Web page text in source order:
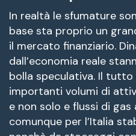
In realtà le sfumature
base sta proprio un
il mercato finanziario.
dall’economia reale
bolla speculativa. Il
importanti volumi di
e non solo e flussi di gas
comunque per l’Italia